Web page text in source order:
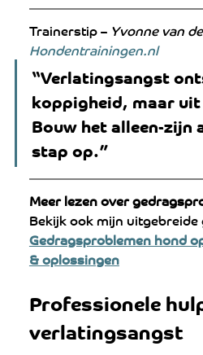
Trainerstip – Yvonne van
Hondentrainingen.nl
“Verlatingsangst
koppigheid, maar
Bouw het alleen-
stap op.”
Meer lezen over
Bekijk ook mijn uitgebreide
Gedragsproblemen hond
& oplossingen
Professionele
verlatingsangst